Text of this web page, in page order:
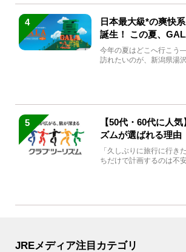
4
日本最大級*の爽快
誕生！ この夏、
生まれ変わる
今年の夏はどこへ行こう
訪れたいのが、新潟県湯
5
【50代・60代に人
ズムが選ばれる理由
「久しぶりに旅行に行き
ちだけで計画するのは不
JREメディア注目カテゴリ